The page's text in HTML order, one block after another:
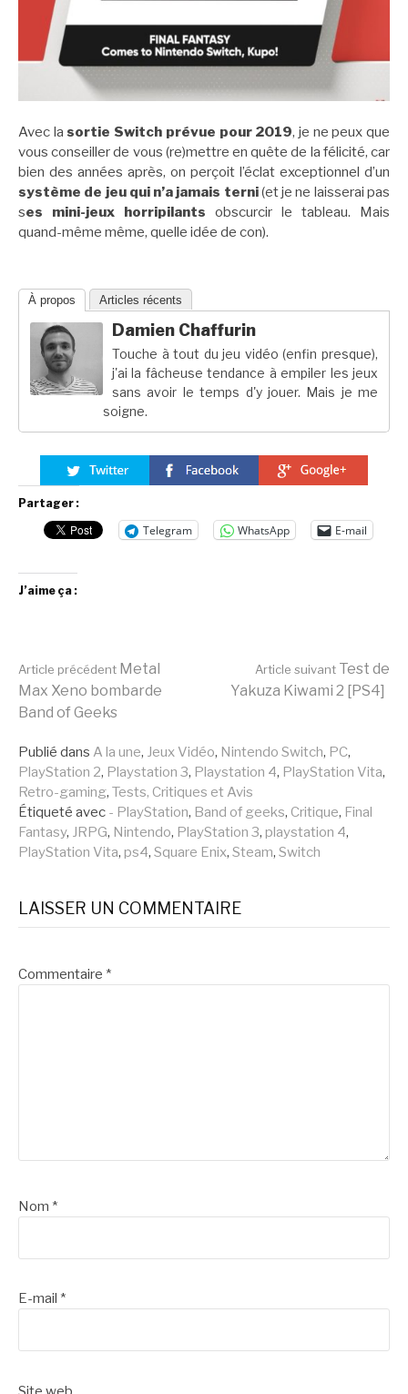
Avec lasortie Switch prévue pour 2019, je ne peux que
vous conseiller de vous (re)mettre en quête de la félicité, car
bien des années après, on perçoit l’éclat exceptionnel d’un
système de jeu qui n’a jamais terni(et je ne laisserai pas
ses mini-jeux horripilants obscurcir le tableau. Mais
quand-même même, quelle idée de con).
À propos Articles récents
Damien Chaffurin
Touche à tout du jeu vidéo (enfin presque),
j'ai la fâcheuse tendance à empiler les jeux
sans avoir le temps d'y jouer. Mais je me
soigne.
Partager :
Telegram WhatsApp E-mail
J’aime ça :
Lire
la
suite
Article précédent Metal
Max Xeno bombarde
Band of Geeks
Article suivant Test de
Yakuza Kiwami 2 [PS4]
Publié dans A la une, Jeux Vidéo, Nintendo Switch, PC,
PlayStation 2, Playstation 3, Playstation 4, PlayStation Vita,
Retro-gaming, Tests, Critiques et Avis
Étiqueté avec - PlayStation, Band of geeks, Critique, Final
Fantasy, JRPG, Nintendo, PlayStation 3, playstation 4,
PlayStation Vita, ps4, Square Enix, Steam, Switch
LAISSER UN COMMENTAIRE
Commentaire *
Nom *
E-mail *